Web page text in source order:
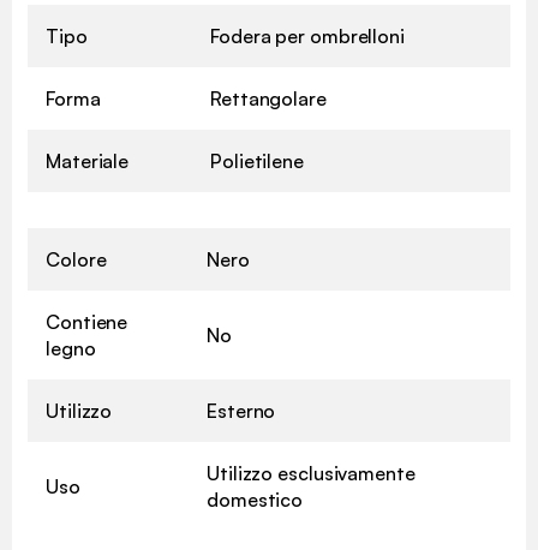
Tipo Fodera per ombrelloni
Forma Rettangolare
Materiale Polietilene
Colore Nero
Contiene
legno
No
Utilizzo Esterno
Uso
Utilizzo esclusivamente
domestico